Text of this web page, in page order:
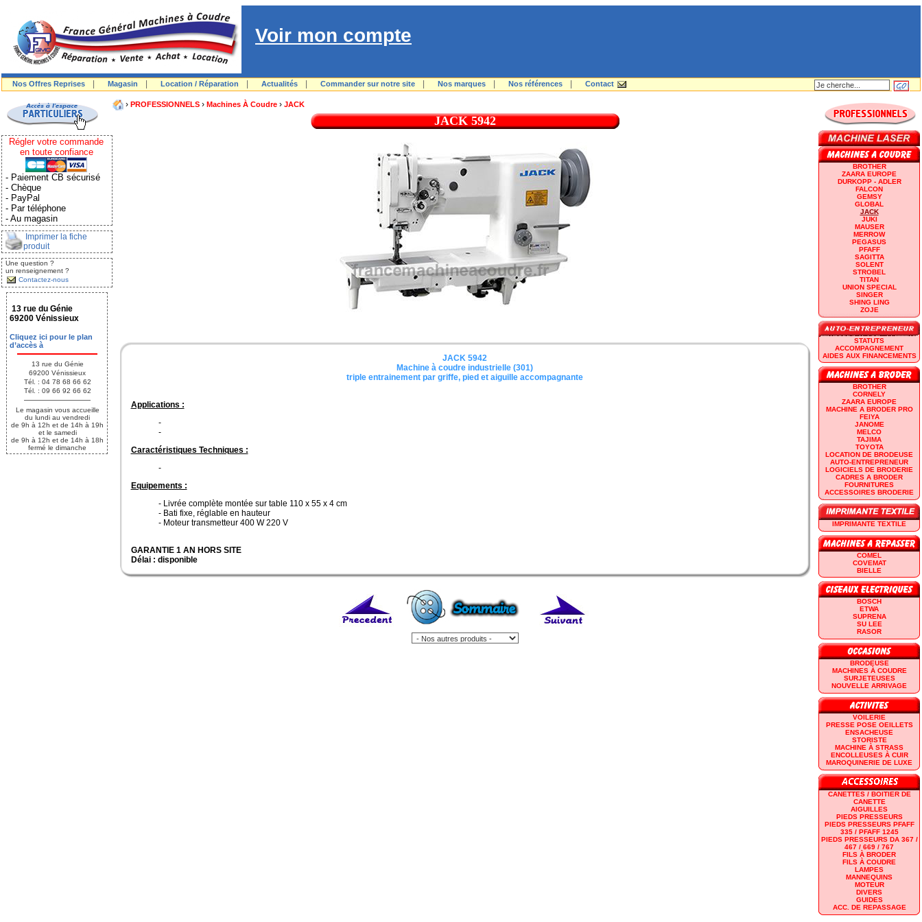
Voir mon compte
Nos Offres Reprises Magasin Location / Réparation Actualités Commander sur notre site Nos marques Nos références Contact
Régler votre commande
en toute confiance
- Paiement CB sécurisé
- Chèque
- PayPal
- Par téléphone
- Au magasin
Imprimer la fiche
produit
Une question ?
un renseignement ?
Contactez-nous
13 rue du Génie
69200 Vénissieux
Cliquez ici pour le plan
d’accès à
13 rue du Génie
69200 Vénissieux
Tél. : 04 78 68 66 62
Tél. : 09 66 92 66 62
Le magasin vous accueille
du lundi au vendredi
de 9h à 12h et de 14h à 19h
et le samedi
de 9h à 12h et de 14h à 18h
fermé le dimanche
› PROFESSIONNELS › Machines À Coudre › JACK
JACK 5942
JACK 5942
Machine à coudre industrielle (301)
triple entrainement par griffe, pied et aiguille accompagnante
Applications :
-
-
Caractéristiques Techniques :
-
Equipements :
- Livrée complète montée sur table 110 x 55 x 4 cm
- Bati fixe, réglable en hauteur
- Moteur transmetteur 400 W 220 V
GARANTIE 1 AN HORS SITE
Délai : disponible
BROTHER
ZAARA EUROPE
DURKOPP - ADLER
FALCON
GEMSY
GLOBAL
JACK
JUKI
MAUSER
MERROW
PEGASUS
PFAFF
SAGITTA
SOLENT
STROBEL
TITAN
UNION SPECIAL
SINGER
SHING LING
ZOJE
STATUTS
ACCOMPAGNEMENT
AIDES AUX FINANCEMENTS
BROTHER
CORNELY
ZAARA EUROPE
MACHINE A BRODER PRO
FEIYA
JANOME
MELCO
TAJIMA
TOYOTA
LOCATION DE BRODEUSE
AUTO-ENTREPRENEUR
LOGICIELS DE BRODERIE
CADRES A BRODER
FOURNITURES
ACCESSOIRES BRODERIE
IMPRIMANTE TEXTILE
COMEL
COVEMAT
BIELLE
BOSCH
ETWA
SUPRENA
SU LEE
RASOR
BRODEUSE
MACHINES À COUDRE
SURJETEUSES
NOUVELLE ARRIVAGE
VOILERIE
PRESSE POSE OEILLETS
ENSACHEUSE
STORISTE
MACHINE À STRASS
ENCOLLEUSES À CUIR
MAROQUINERIE DE LUXE
CANETTES / BOITIER DE
CANETTE
AIGUILLES
PIEDS PRESSEURS
PIEDS PRESSEURS PFAFF
335 / PFAFF 1245
PIEDS PRESSEURS DA 367 /
467 / 669 / 767
FILS À BRODER
FILS À COUDRE
LAMPES
MANNEQUINS
MOTEUR
DIVERS
GUIDES
ACC. DE REPASSAGE